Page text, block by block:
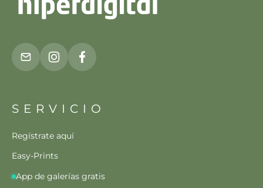
SERVICIO
Regístrate aquí
Easy-Prints
App de galerías gratis